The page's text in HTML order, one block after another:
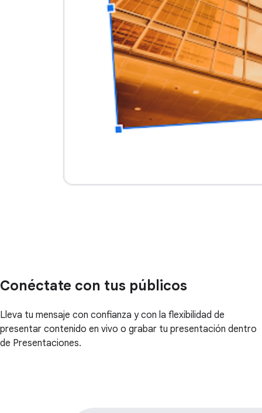
Conéctate con tus públicos
Lleva tu mensaje con confianza y con la flexibilidad de
presentar contenido en vivo o grabar tu presentación dentro
de Presentaciones.